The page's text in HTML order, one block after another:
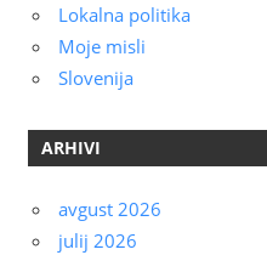
Lokalna politika
Moje misli
Slovenija
ARHIVI
avgust 2026
julij 2026